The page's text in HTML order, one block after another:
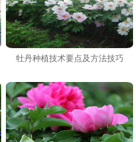
牡丹种植技术要点及方法技巧